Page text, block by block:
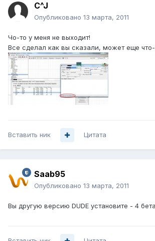
C^J
Опубликовано 13 марта, 2011
Чо-то у меня не выходит!
Все сделал как вы сказали, может еще что-
Вставить ник Цитата
Saab95
Опубликовано 13 марта, 2011
Вы другую версию DUDE установите - 4